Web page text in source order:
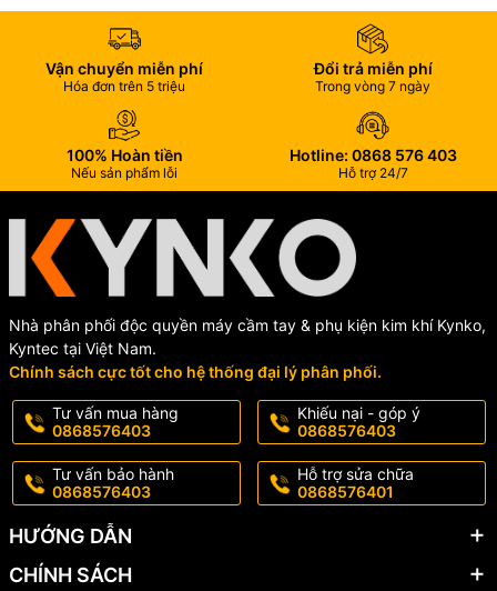
Vận chuyển miễn phí
Hóa đơn trên 5 triệu
Đổi trả miễn phí
Trong vòng 7 ngày
100% Hoàn tiền
Nếu sản phẩm lỗi
Hotline: 0868 576 403
Hỗ trợ 24/7
Nhà phân phối độc quyền máy cầm tay & phụ kiện kim khí Kynko,
Kyntec tại Việt Nam.
Chính sách cực tốt cho hệ thống đại lý phân phối.
Tư vấn mua hàng
0868576403
Khiếu nại - góp ý
0868576403
Tư vấn bảo hành
0868576403
Hỗ trợ sửa chữa
0868576401
HƯỚNG DẪN
CHÍNH SÁCH